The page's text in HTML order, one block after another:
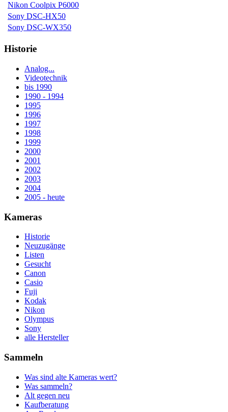
Nikon Coolpix P6000
Sony DSC-HX50
Sony DSC-WX350
Historie
Analog...
Videotechnik
bis 1990
1990 - 1994
1995
1996
1997
1998
1999
2000
2001
2002
2003
2004
2005 - heute
Kameras
Historie
Neuzugänge
Listen
Gesucht
Canon
Casio
Fuji
Kodak
Nikon
Olympus
Sony
alle Hersteller
Sammeln
Was sind alte Kameras wert?
Was sammeln?
Alt gegen neu
Kaufberatung